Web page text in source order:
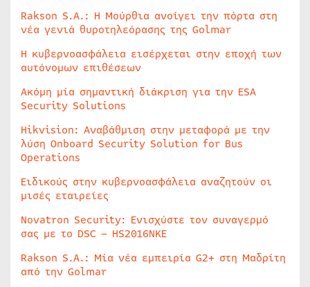
Rakson S.A.: Η Μούρθια ανοίγει την πόρτα στη
νέα γενιά θυροτηλεόρασης της Golmar
Η κυβερνοασφάλεια εισέρχεται στην εποχή των
αυτόνομων επιθέσεων
Ακόμη μία σημαντική διάκριση για την ESA
Security Solutions
Hikvision: Αναβάθμιση στην μεταφορά με την
λύση Onboard Security Solution for Bus
Operations
Ειδικούς στην κυβερνοασφάλεια αναζητούν οι
μισές εταιρείες
Novatron Security: Ενισχύστε τον συναγερμό
σας με το DSC – HS2016NKE
Rakson S.A.: Μία νέα εμπειρία G2+ στη Μαδρίτη
από την Golmar